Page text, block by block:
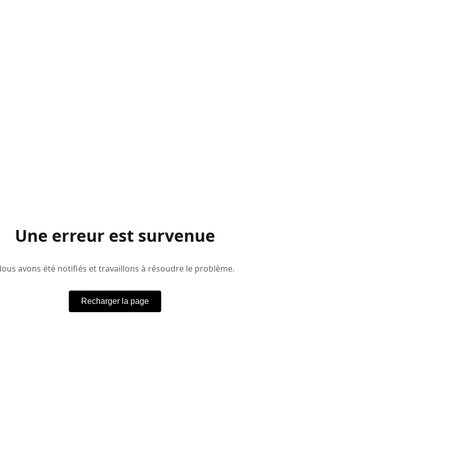
Une erreur est survenue
avons été notifiés et travaillons à résoudre le problème.
Recharger la page